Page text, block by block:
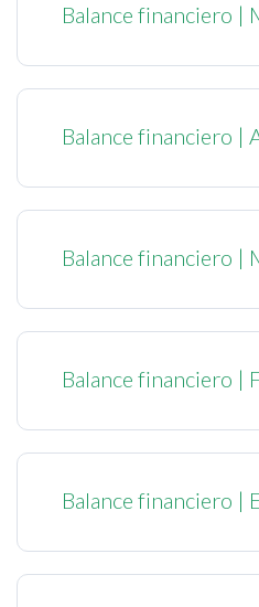
Balance financiero |
Balance financiero |
Balance financiero |
Balance financiero |
Balance financiero |